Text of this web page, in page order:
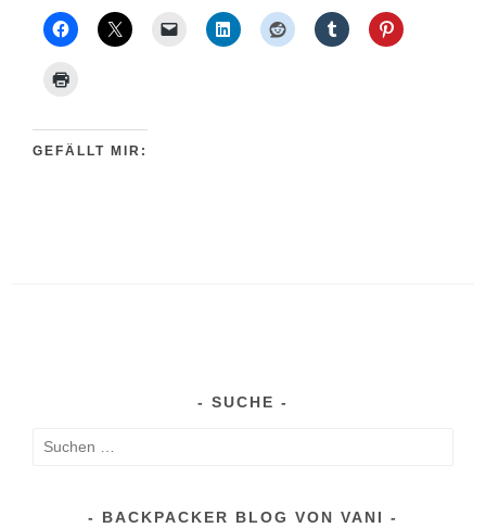
GEFÄLLT MIR:
SUCHE
Suchen
BACKPACKER BLOG VON VANI